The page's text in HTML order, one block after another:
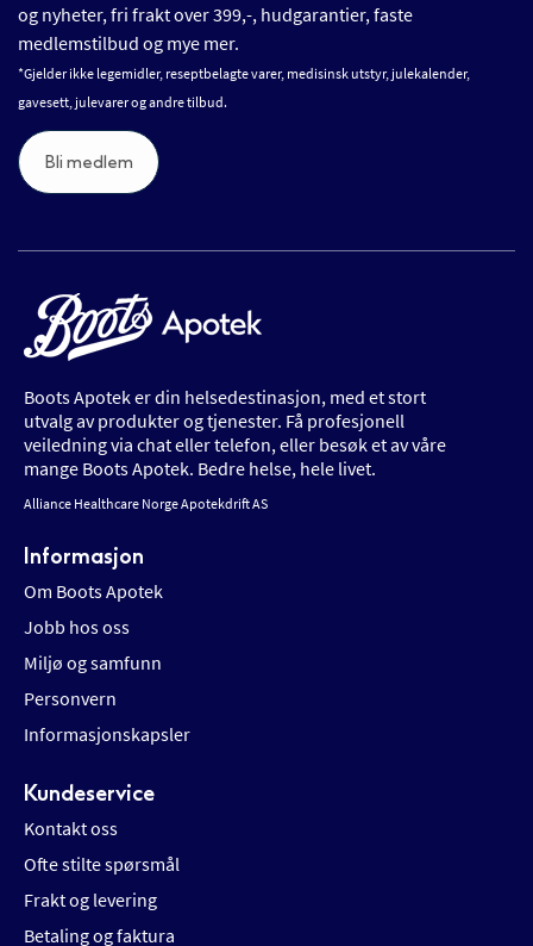
og nyheter, fri frakt over 399,-, hudgarantier, faste
medlemstilbud og mye mer.
*Gjelder ikke legemidler, reseptbelagte varer, medisinsk utstyr, julekalender,
gavesett, julevarer og andre tilbud.
Bli medlem
Boots Apotek er din helsedestinasjon, med et stort
utvalg av produkter og tjenester. Få profesjonell
veiledning via chat eller telefon, eller besøk et av våre
mange Boots Apotek. Bedre helse, hele livet.
Alliance Healthcare Norge Apotekdrift AS
Informasjon
Om Boots Apotek
Jobb hos oss
Miljø og samfunn
Personvern
Informasjonskapsler
Kundeservice
Kontakt oss
Ofte stilte spørsmål
Frakt og levering
Betaling og faktura